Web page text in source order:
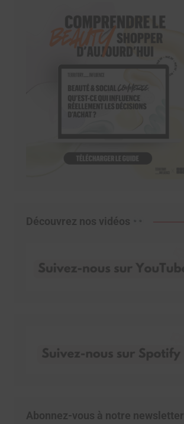
Découvrez nos vidéos
Abonnez-vous à notre newsletter